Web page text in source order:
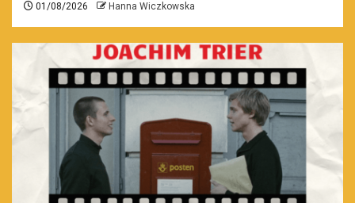
01/08/2026 Hanna Wiczkowska